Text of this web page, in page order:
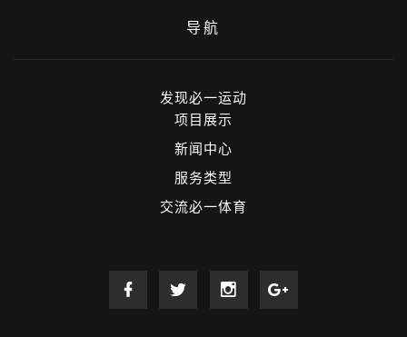
导航
发现必一运动
项目展示
新闻中心
服务类型
交流必一体育